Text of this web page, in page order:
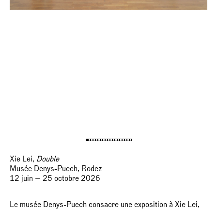
Xie Lei, Double
Musée Denys-Puech, Rodez
12 juin — 25 octobre 2026
Le musée Denys-Puech consacre une exposition à Xie Lei,